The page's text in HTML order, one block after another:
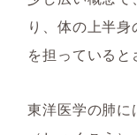
り、体の上半
を担っていると
東洋医学の肺に